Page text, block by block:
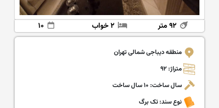
۹۲ متر ۲ خواب ۱۰
منطقه دیباجی شمالی تهران
متراژ: ۹۲
سال ساخت: ۱۰ سال ساخت
نوع سند: تک برگ